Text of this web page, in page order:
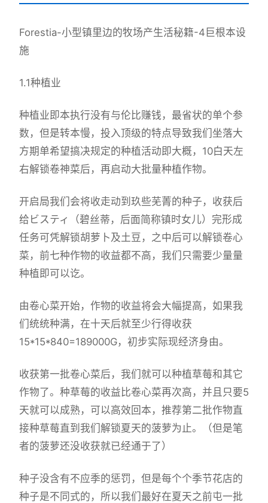
Forestia-小型镇里边的牧场产生活秘籍-4巨根本设
施
1.1种植业
种植业即本执行没有与伦比赚钱，最省状的单个参
数，但是转本慢，投入顶级的特点导致我们坐落大
方期单希望搞决规定的种植活动即大概，10白天左
右解锁卷神菜后，再启动大批量种植作物。
开启局我们会将收走动到玖些芜菁的种子，收获后
给ビスティ（碧丝蒂，后面简称镇时女儿）完形成
任务可凭解锁胡萝卜及土豆，之中后可以解锁卷心
菜，前七种作物的收益都不高，我们只需要少量量
种植即可以讫。
由卷心菜开始，作物的收益将会大幅提高，如果我
们统统种满，在十天后就至少行得收获
15*15*840=189000G，初步实际现经济身由。
收获第一批卷心菜后，我们就可以种植草莓和其它
作物了。种草莓的收益比卷心菜再次高，并且只要5
天就可以成熟，可以高效回本，推荐第二批作物直
接种草莓直到我们解锁夏天的菠萝为止。（但是笔
者的菠萝还没收获就已经通于了）
种子没含有不应季的惩罚，但是每个个季节花店的
种子是不同式的，所以我们最好在夏天之前屯一批